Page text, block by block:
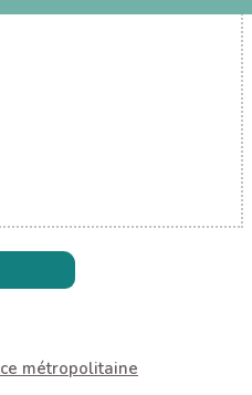
métropolitaine